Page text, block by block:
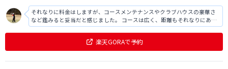
それなりに料金はしますが、コースメンテナンスやクラブハウスの豪華さ
など鑑みると妥当だと感じました。 コースは広く、距離もそれなりにある
ため楽しむことができました。 またクラブハウスがおしゃれで、良い雰囲
楽天GORAで予約